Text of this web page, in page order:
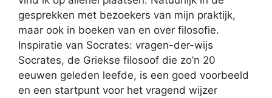
gesprekken met bezoekers van mijn praktijk,
maar ook in boeken van en over filosofie.
Inspiratie van Socrates: vragen-der-wijs
Socrates, de Griekse filosoof die zo’n 20
eeuwen geleden leefde, is een goed voorbeeld
en een startpunt voor het vragend wijzer